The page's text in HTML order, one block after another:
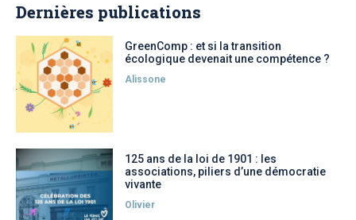
Dernières publications
GreenComp : et si la transition
écologique devenait une compétence ?
Alissone
125 ans de la loi de 1901 : les
associations, piliers d’une démocratie
vivante
Olivier